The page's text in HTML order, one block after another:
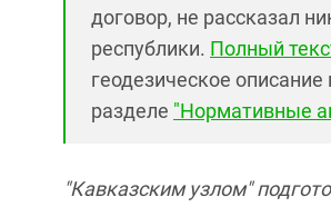
договор, не рассказал
республики. Полный
геодезическое
разделе "Нормативные
"Кавказским узлом"